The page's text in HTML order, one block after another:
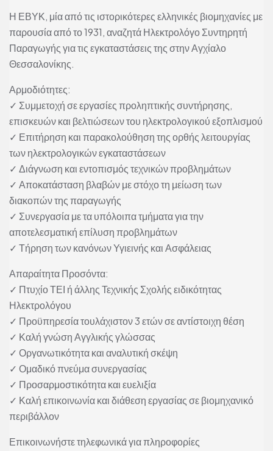
Η ΕΒΥΚ, μία από τις ιστορικότερες ελληνικές βιομηχανίες με
παρουσία από το 1931, αναζητά Ηλεκτρολόγο Συντηρητή
Παραγωγής για τις εγκαταστάσεις της στην Αγχίαλο
Θεσσαλονίκης.
Αρμοδιότητες:
✓ Συμμετοχή σε εργασίες προληπτικής συντήρησης,
επισκευών και βελτιώσεων του ηλεκτρολογικού εξοπλισμού
✓ Επιτήρηση και παρακολούθηση της ορθής λειτουργίας
των ηλεκτρολογικών εγκαταστάσεων
✓ Διάγνωση και εντοπισμός τεχνικών προβλημάτων
✓ Αποκατάσταση βλαβών με στόχο τη μείωση των
διακοπών της παραγωγής
✓ Συνεργασία με τα υπόλοιπα τμήματα για την
αποτελεσματική επίλυση προβλημάτων
✓ Τήρηση των κανόνων Υγιεινής και Ασφάλειας
Απαραίτητα Προσόντα:
✓ Πτυχίο ΤΕΙ ή άλλης Τεχνικής Σχολής ειδικότητας
Ηλεκτρολόγου
✓ Προϋπηρεσία τουλάχιστον 3 ετών σε αντίστοιχη θέση
✓ Καλή γνώση Αγγλικής γλώσσας
✓ Οργανωτικότητα και αναλυτική σκέψη
✓ Ομαδικό πνεύμα συνεργασίας
✓ Προσαρμοστικότητα και ευελιξία
✓ Καλή επικοινωνία και διάθεση εργασίας σε βιομηχανικό
περιβάλλον
Επικοινωνήστε τηλεφωνικά για πληροφορίες